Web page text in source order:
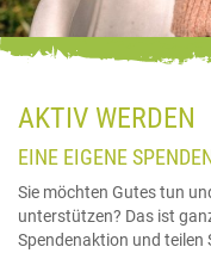
AKTIV WERDEN
EINE EIGENE
Sie möchten Gutes tun
unterstützen? Das ist
Spendenaktion und teilen